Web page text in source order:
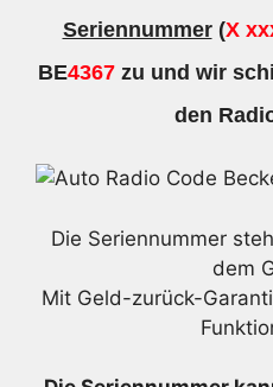
Seriennummer(X
BE4367zu und wir
den
Die Seriennummer
dem
Mit Geld-zurück-